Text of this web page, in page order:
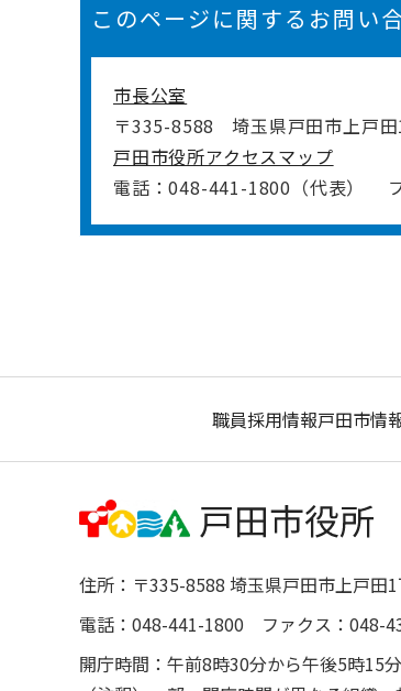
このページに関するお問い
市長公室
〒335-8588
埼玉県戸田市上戸
戸田市役所アクセスマップ
電話：048-441-1800（代表）
職員採用情報戸田市情
住所：〒335-8588 埼玉県戸田市上戸田
電話：048-441-1800 ファクス：048-
開庁時間：午前8時30分から午後5時15